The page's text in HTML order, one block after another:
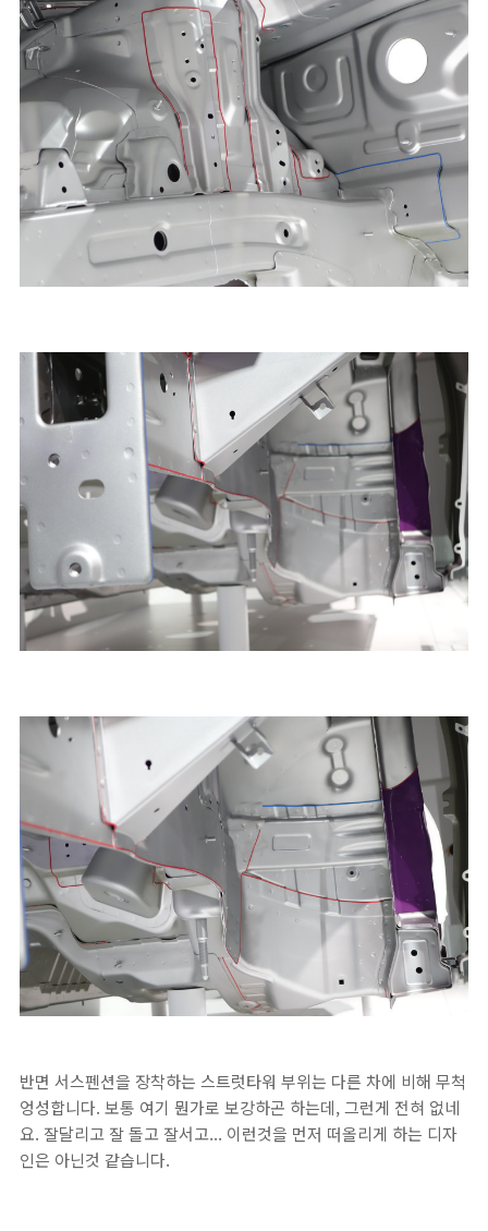
반면 서스펜션을 장착하는 스트럿타워 부위는 다른 차에 비해 무척
엉성합니다. 보통 여기 뭔가로 보강하곤 하는데, 그런게 전혀 없네
요. 잘달리고 잘 돌고 잘서고... 이런것을 먼저 떠올리게 하는 디자
인은 아닌것 같습니다.